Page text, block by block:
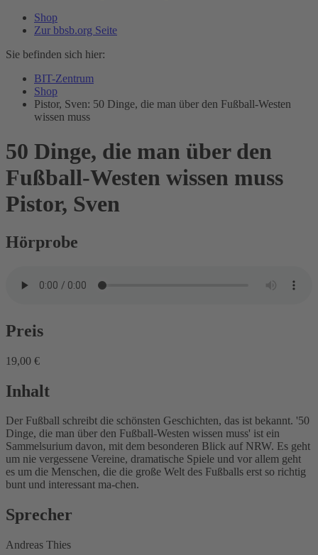
Shop
Zur bbsb.org Seite
Sie befinden sich hier:
BIT-Zentrum
Shop
Pistor, Sven: 50 Dinge, die man über den Fußball-Westen
wissen muss
50 Dinge, die man über den
Fußball-Westen wissen muss
Pistor, Sven
Hörprobe
Preis
19,00 €
Inhalt
Der Fußball schreibt die schönsten Geschichten, das ist bekannt. '50
Dinge, die man über den Fußball-Westen wissen muss' ist ein
Sammelsurium davon, mit dem besonderen Blick auf NRW. Es geht
um nie vergessene Vereine, dramatische Spiele und vor allem geht
es um die Menschen, die die große Welt des Fußballs erst so richtig
bunt und interessant ma-chen.
Sprecher
Andreas Thies